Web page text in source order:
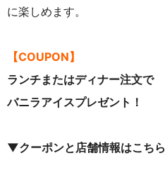
に楽しめます。
【COUPON】
ランチまたはディナー注文で
バニラアイスプレゼント！
▼クーポンと店舗情報はこちら